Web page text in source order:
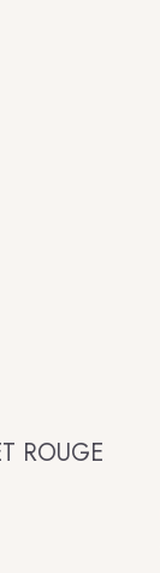
ROUGE